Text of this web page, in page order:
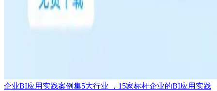
企业BI应用实践案例集5大行业 ，15家标杆企业的BI应用实践